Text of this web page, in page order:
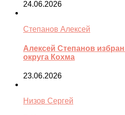
24.06.2026
Степанов Алексей
Алексей Степанов
округа Кохма
23.06.2026
Низов Сергей